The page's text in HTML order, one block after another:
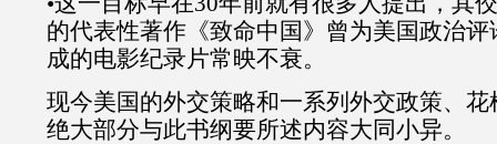
的代表性著作《致命中国》曾为美国政治
成的电影纪录片常映不衰。
现今美国的外交策略和一系列外交政策、
绝大部分与此书纲要所述内容大同小异。